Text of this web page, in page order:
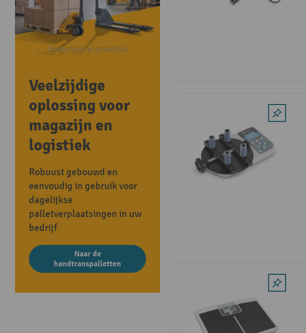
Veelzijdige
oplossing voor
magazijn en
logistiek
Robuust gebouwd en
eenvoudig in gebruik voor
dagelijkse
palletverplaatsingen in uw
bedrijf
Naar de
handtranspalletten